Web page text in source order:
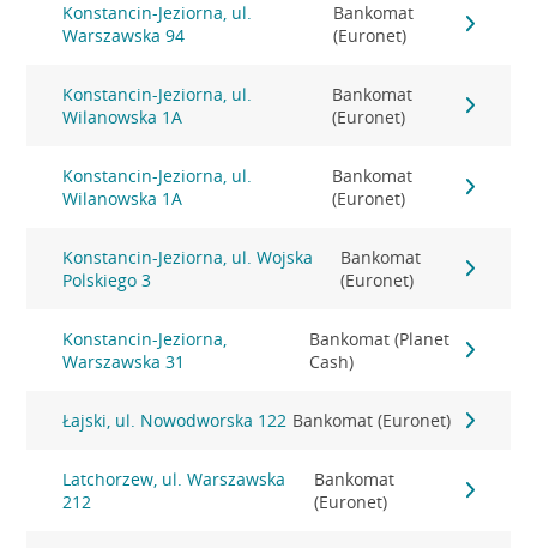
Konstancin-Jeziorna, ul.
Warszawska 94
Bankomat
(Euronet)
Konstancin-Jeziorna, ul.
Wilanowska 1A
Bankomat
(Euronet)
Konstancin-Jeziorna, ul.
Wilanowska 1A
Bankomat
(Euronet)
Konstancin-Jeziorna, ul. Wojska
Polskiego 3
Bankomat
(Euronet)
Konstancin-Jeziorna,
Warszawska 31
Bankomat (Planet
Cash)
Łajski, ul. Nowodworska 122 Bankomat (Euronet)
Latchorzew, ul. Warszawska
212
Bankomat
(Euronet)